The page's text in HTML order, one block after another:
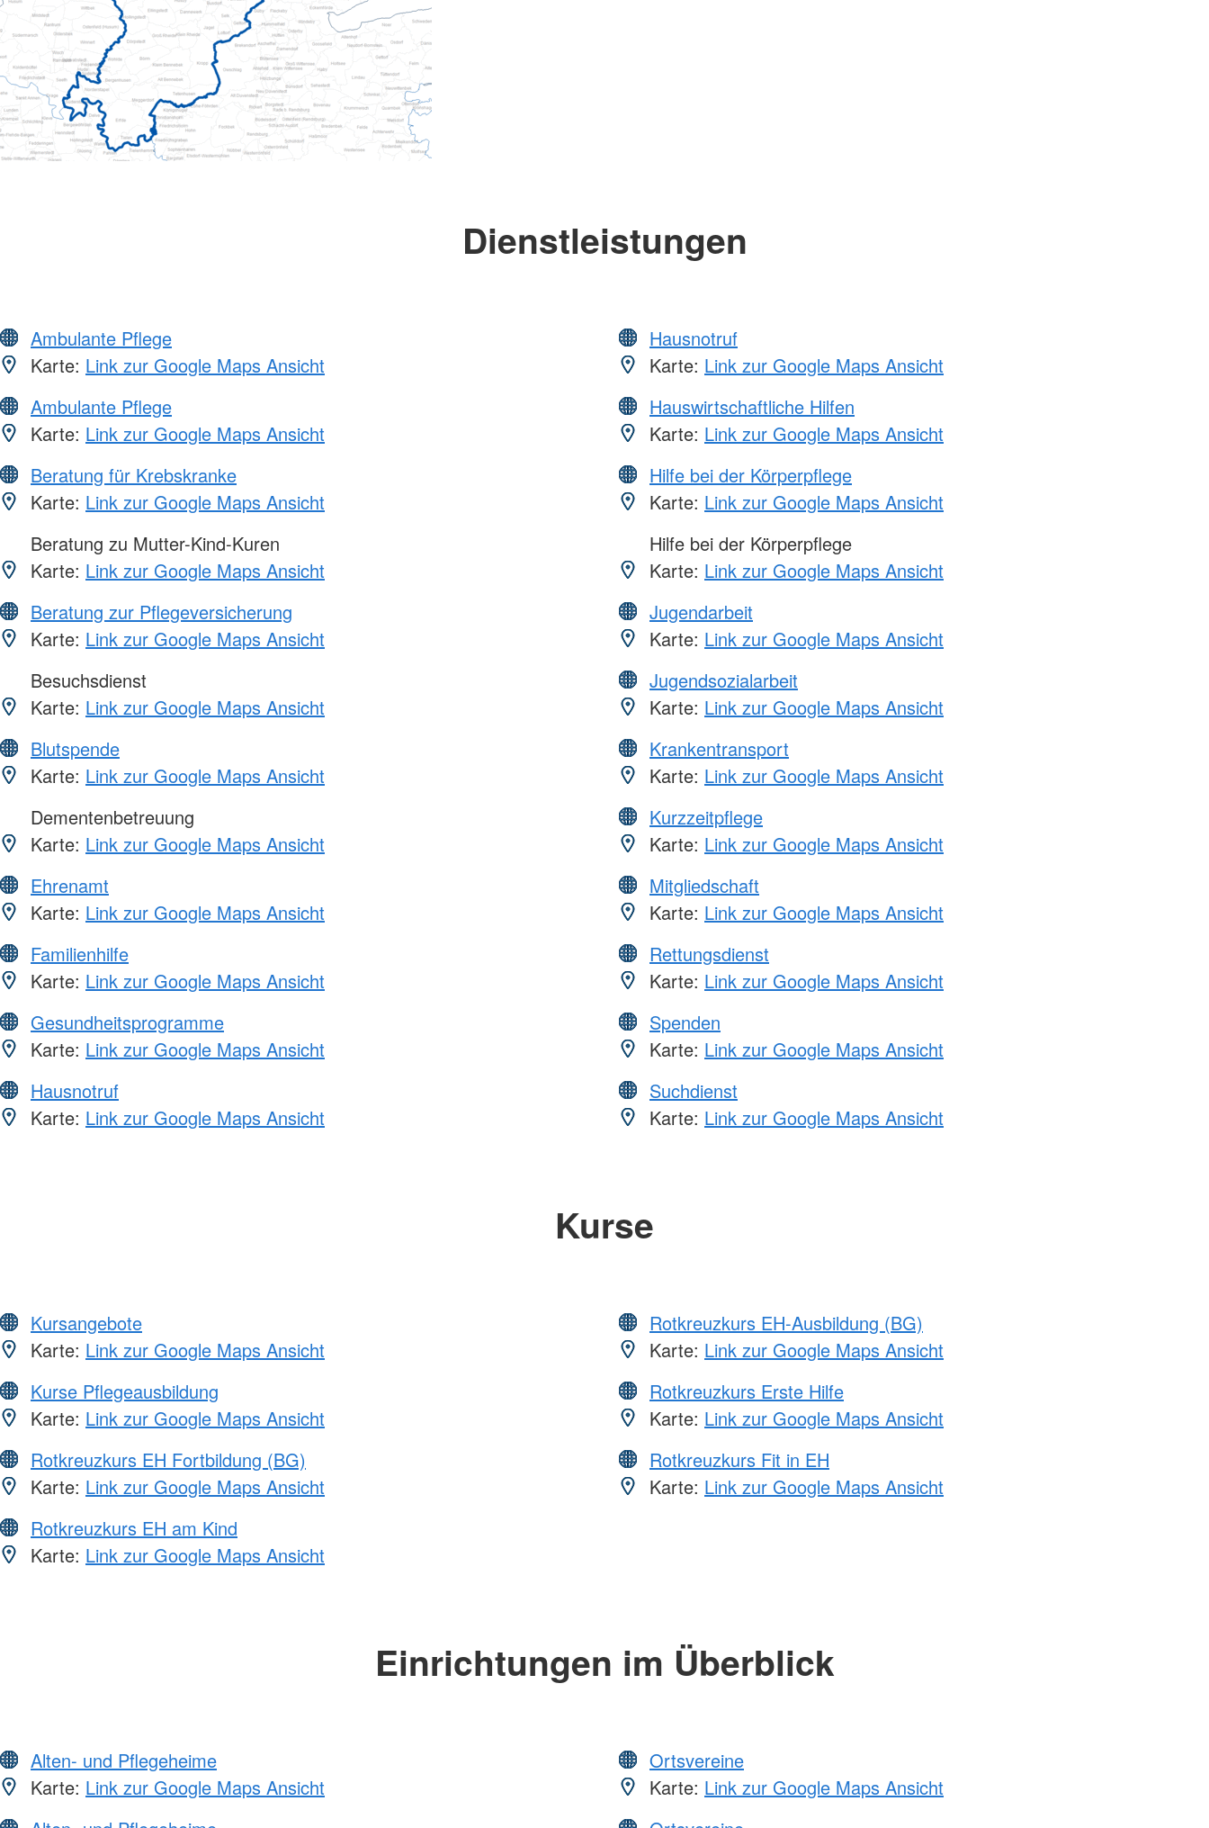
Dienstleistungen
Ambulante Pflege
Karte: Link zur Google Maps Ansicht
Ambulante Pflege
Karte: Link zur Google Maps Ansicht
Beratung für Krebskranke
Karte: Link zur Google Maps Ansicht
Beratung zu Mutter-Kind-Kuren
Karte: Link zur Google Maps Ansicht
Beratung zur Pflegeversicherung
Karte: Link zur Google Maps Ansicht
Besuchsdienst
Karte: Link zur Google Maps Ansicht
Blutspende
Karte: Link zur Google Maps Ansicht
Dementenbetreuung
Karte: Link zur Google Maps Ansicht
Ehrenamt
Karte: Link zur Google Maps Ansicht
Familienhilfe
Karte: Link zur Google Maps Ansicht
Gesundheitsprogramme
Karte: Link zur Google Maps Ansicht
Hausnotruf
Karte: Link zur Google Maps Ansicht
Hausnotruf
Karte: Link zur Google Maps Ansicht
Hauswirtschaftliche Hilfen
Karte: Link zur Google Maps Ansicht
Hilfe bei der Körperpflege
Karte: Link zur Google Maps Ansicht
Hilfe bei der Körperpflege
Karte: Link zur Google Maps Ansicht
Jugendarbeit
Karte: Link zur Google Maps Ansicht
Jugendsozialarbeit
Karte: Link zur Google Maps Ansicht
Krankentransport
Karte: Link zur Google Maps Ansicht
Kurzzeitpflege
Karte: Link zur Google Maps Ansicht
Mitgliedschaft
Karte: Link zur Google Maps Ansicht
Rettungsdienst
Karte: Link zur Google Maps Ansicht
Spenden
Karte: Link zur Google Maps Ansicht
Suchdienst
Karte: Link zur Google Maps Ansicht
Kurse
Kursangebote
Karte: Link zur Google Maps Ansicht
Kurse Pflegeausbildung
Karte: Link zur Google Maps Ansicht
Rotkreuzkurs EH Fortbildung (BG)
Karte: Link zur Google Maps Ansicht
Rotkreuzkurs EH am Kind
Karte: Link zur Google Maps Ansicht
Rotkreuzkurs EH-Ausbildung (BG)
Karte: Link zur Google Maps Ansicht
Rotkreuzkurs Erste Hilfe
Karte: Link zur Google Maps Ansicht
Rotkreuzkurs Fit in EH
Karte: Link zur Google Maps Ansicht
Einrichtungen im Überblick
Alten- und Pflegeheime
Karte: Link zur Google Maps Ansicht
Ortsvereine
Karte: Link zur Google Maps Ansicht